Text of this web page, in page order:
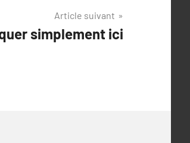
Article suivant
simplement ici